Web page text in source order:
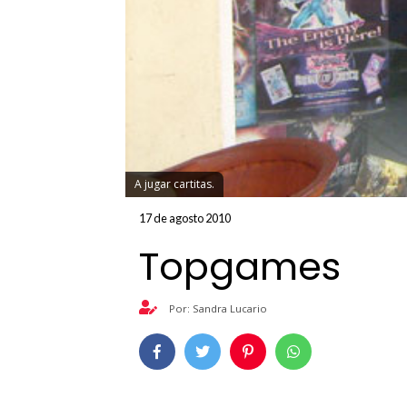
A jugar cartitas.
17 de agosto 2010
Topgames
Por: Sandra Lucario